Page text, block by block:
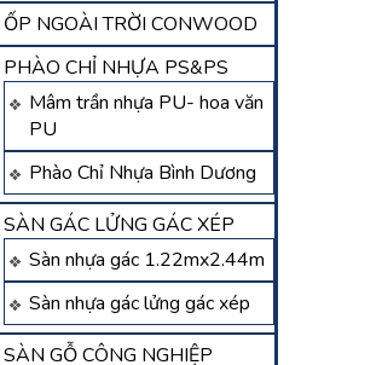
ỐP NGOÀI TRỜI CONWOOD
PHÀO CHỈ NHỰA PS&PS
Mâm trần nhựa PU- hoa văn
PU
Phào Chỉ Nhựa Bình Dương
SÀN GÁC LỬNG GÁC XÉP
Sàn nhựa gác 1.22mx2.44m
Sàn nhựa gác lửng gác xép
SÀN GỖ CÔNG NGHIỆP